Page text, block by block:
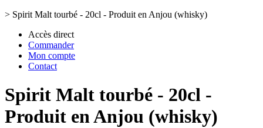
> Spirit Malt tourbé - 20cl - Produit en Anjou (whisky)
Accès direct
Commander
Mon compte
Contact
Spirit Malt tourbé - 20cl -
Produit en Anjou (whisky)